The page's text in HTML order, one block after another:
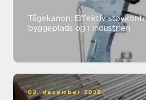
Tågekanon: Effektiv
byggeplads og i industrien
02. december 2025